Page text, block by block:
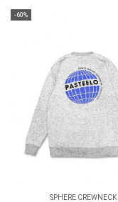
-60%
SPHERE CREWNECK